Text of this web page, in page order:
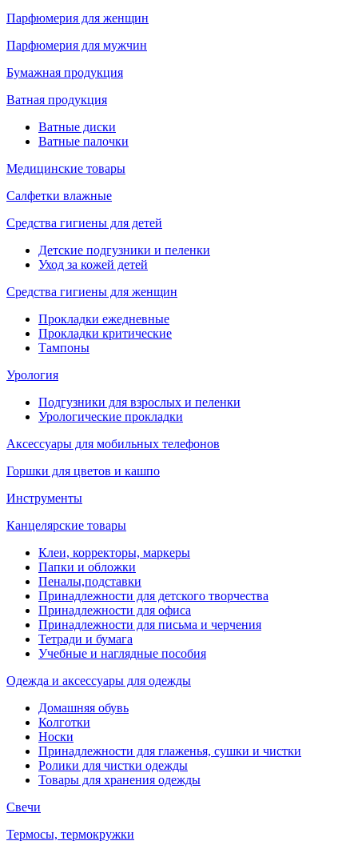
Парфюмерия для женщин
Парфюмерия для мужчин
Бумажная продукция
Ватная продукция
Ватные диски
Ватные палочки
Медицинские товары
Салфетки влажные
Средства гигиены для детей
Детские подгузники и пеленки
Уход за кожей детей
Средства гигиены для женщин
Прокладки ежедневные
Прокладки критические
Тампоны
Урология
Подгузники для взрослых и пеленки
Урологические прокладки
Аксессуары для мобильных телефонов
Горшки для цветов и кашпо
Инструменты
Канцелярские товары
Клеи, корректоры, маркеры
Папки и обложки
Пеналы,подставки
Принадлежности для детского творчества
Принадлежности для офиса
Принадлежности для письма и черчения
Тетради и бумага
Учебные и наглядные пособия
Одежда и аксессуары для одежды
Домашняя обувь
Колготки
Носки
Принадлежности для глаженья, сушки и чистки
Ролики для чистки одежды
Товары для хранения одежды
Свечи
Термосы, термокружки